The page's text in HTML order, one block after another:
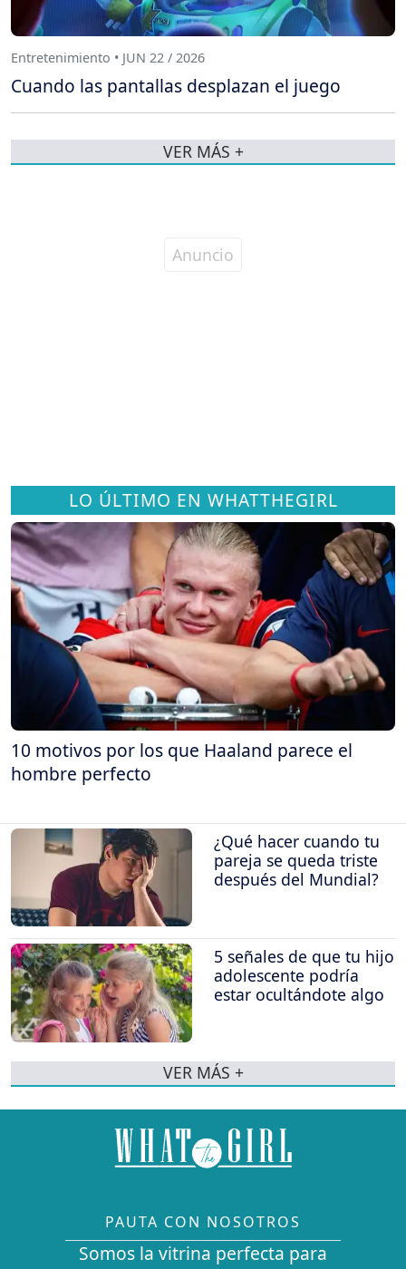
LO ÚLTIMO EN WHATTHEGIRL
10 motivos por los que Haaland parece el
hombre perfecto
¿Qué hacer cuando tu
pareja se queda triste
después del Mundial?
5 señales de que tu hijo
adolescente podría
estar ocultándote algo
VER MÁS +
Entretenimiento • JUN 22 / 2026
Cuando las pantallas desplazan el juego
VER MÁS +
PAUTA CON NOSOTROS
Somos la vitrina perfecta para